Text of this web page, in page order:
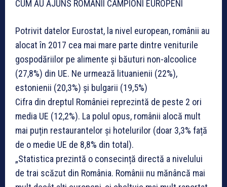
CUM AU AJUNS ROMÂNII CAMPIONI EUROPENI
Potrivit datelor Eurostat, la nivel european, românii au
alocat în 2017 cea mai mare parte dintre veniturile
gospodăriilor pe alimente și băuturi non-alcoolice
(27,8%) din UE. Ne urmează lituanienii (22%),
estonienii (20,3%) și bulgarii (19,5%)
Cifra din dreptul României reprezintă de peste 2 ori
media UE (12,2%). La polul opus, românii alocă mult
mai puțin restaurantelor și hotelurilor (doar 3,3% față
de o medie UE de 8,8% din total).
„Statistica prezintă o consecință directă a nivelului
de trai scăzut din România. Românii nu mănâncă mai